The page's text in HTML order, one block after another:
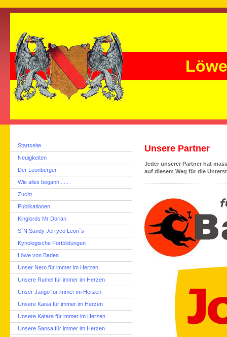
Startseite
Neuigkeiten
Der Leonberger
Wie alles begann.......
Zucht
Publikationen
Kinglords Mr Dorian
S´N Sandy Jerryco Leon´s
Kynologische Fortbildungen
Löwe von Baden
Unser Nero für immer im Herzen
Unsere Rumel für immer im Herzen
Unser Jango für immer im Herzen
Unsere Kaisa für immer im Herzen
Unsere Katara für immer im Herzen
Unsere Sansa für immer im Herzen
Unsere Partner
Jeder unserer Partner hat
auf diesem Weg für die